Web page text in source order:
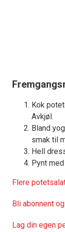
Kok
Avkjøl.
Bland
smak til
Hell
Pynt
Flere
Bli abonnent
Lag din egen